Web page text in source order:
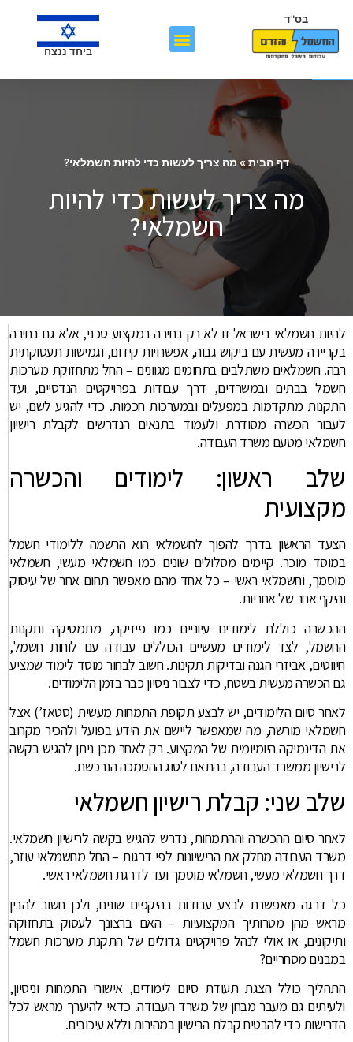
פתח סרגל נגישות
בס"ד
ביחד ננצח
דף הבית» מה צריך לעשות כדי להיות חשמלאי?
מה צריך לעשות כדי להיות
חשמלאי?
להיות חשמלאי בישראל זו לא רק בחירה במקצוע טכני, אלא גם בחירה
בקריירה מעשית עם ביקוש גבוה, אפשרויות קידום, וגמישות תעסוקתית
רבה. חשמלאים משתלבים בתחומים מגוונים – החל מתחזוקת מערכות
חשמל בבתים ובמשרדים, דרך עבודות בפרויקטים הנדסיים, ועד
התקנות מתקדמות במפעלים ובמערכות חכמות. כדי להגיע לשם, יש
לעבור הכשרה מסודרת ולעמוד בתנאים הנדרשים לקבלת רישיון
חשמלאי מטעם משרד העבודה.
שלב ראשון: לימודים והכשרה
מקצועית
הצעד הראשון בדרך להפוך לחשמלאי הוא הרשמה ללימודי חשמל
במוסד מוכר. קיימים מסלולים שונים כמו חשמלאי מעשי, חשמלאי
מוסמך, וחשמלאי ראשי – כל אחד מהם מאפשר תחום אחר של עיסוק
והיקף אחר של אחריות.
ההכשרה כוללת לימודים עיוניים כמו פיזיקה, מתמטיקה ותקנות
החשמל, לצד לימודים מעשיים הכוללים עבודה עם לוחות חשמל,
חיווטים, אביזרי הגנה ובדיקות תקינות. חשוב לבחור מוסד לימוד שמציע
גם הכשרה מעשית בשטח, כדי לצבור ניסיון כבר בזמן הלימודים.
לאחר סיום הלימודים, יש לבצע תקופת התמחות מעשית (סטאז’) אצל
חשמלאי מורשה, מה שמאפשר ליישם את הידע בפועל ולהכיר מקרוב
את הדינמיקה היומיומית של המקצוע. רק לאחר מכן ניתן להגיש בקשה
לרישיון ממשרד העבודה, בהתאם לסוג ההסמכה הנרכשת.
שלב שני: קבלת רישיון חשמלאי
לאחר סיום ההכשרה וההתמחות, נדרש להגיש בקשה לרישיון חשמלאי.
משרד העבודה מחלק את הרישיונות לפי דרגות – החל מחשמלאי עוזר,
דרך חשמלאי מעשי, חשמלאי מוסמך ועד לדרגת חשמלאי ראשי.
כל דרגה מאפשרת לבצע עבודות בהיקפים שונים, ולכן חשוב להבין
מראש מהן מטרותיך המקצועיות – האם ברצונך לעסוק בתחזוקה
ותיקונים, או אולי לנהל פרויקטים גדולים של התקנת מערכות חשמל
במבנים מסחריים?
התהליך כולל הצגת תעודת סיום לימודים, אישורי התמחות וניסיון,
ולעיתים גם מעבר מבחן של משרד העבודה. כדאי להיערך מראש לכל
הדרישות כדי להבטיח קבלת הרישיון במהירות וללא עיכובים.